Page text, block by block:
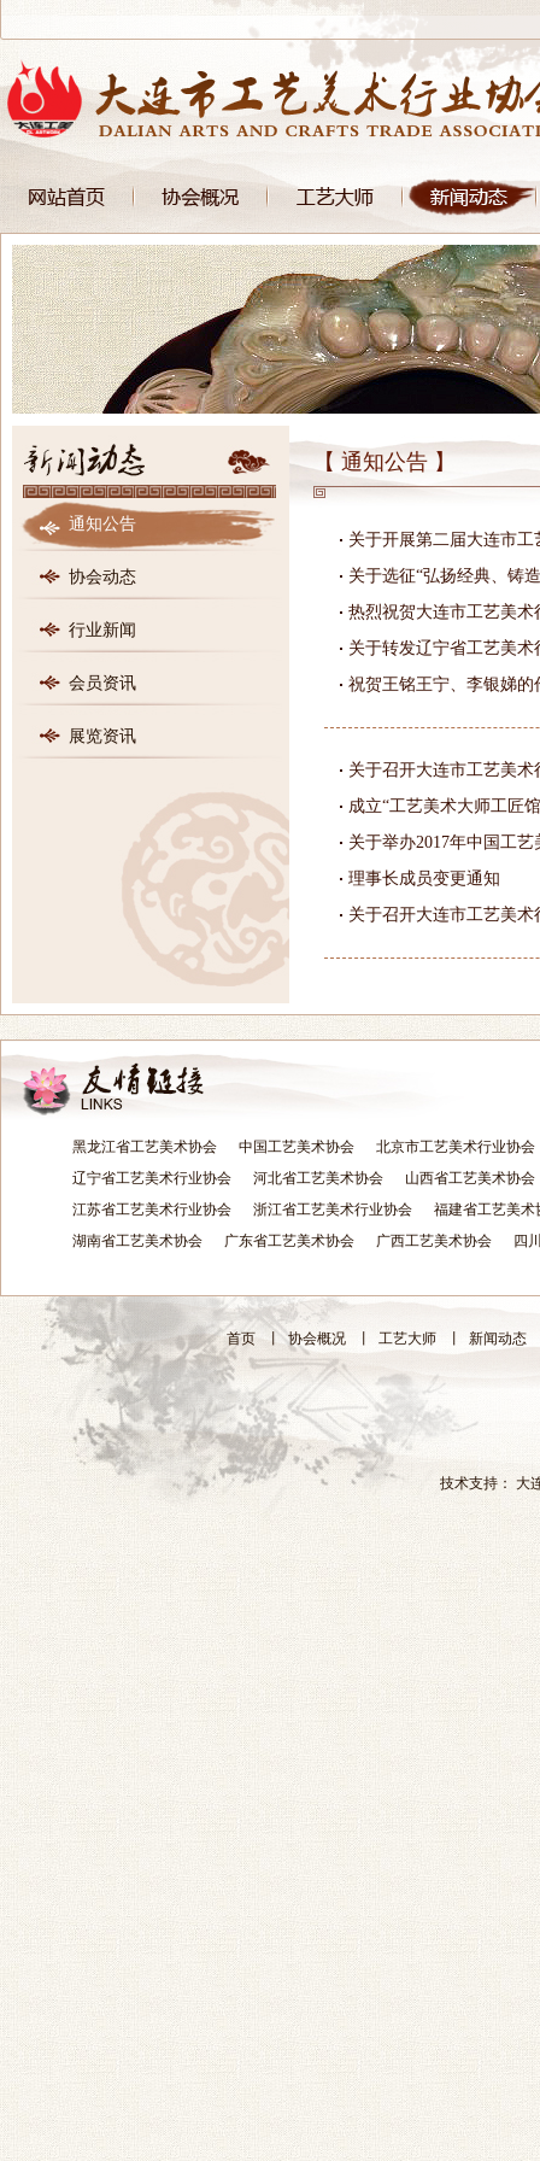
通知公告
协会动态
行业新闻
会员资讯
展览资讯
【 通知公告 】
关于开展第二届大连市
祝贺王铭王宁、李银娣
关于召开大连市工艺美
成立“工艺美术大师工匠
关于举办2017年中国工
理事长成员变更通知
关于召开大连市工艺美
黑龙江省工艺美术协会 中国工艺美术协会
北京市工艺美术行业协会
辽宁省工艺美术行业协会
河北省工艺美术协会
山西省工艺美术协会
江苏省工艺美术行业协会
浙江省工艺美术行业协会
福建省工艺美术
湖南省工艺美术协会
广东省工艺美术协会 广西工艺美术协会 四
首页 丨 协会概况 工艺大师 新闻动态
技术支持： 大